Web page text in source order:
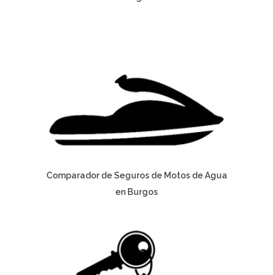
Comparador de Seguros de Motos de Agua
en Burgos